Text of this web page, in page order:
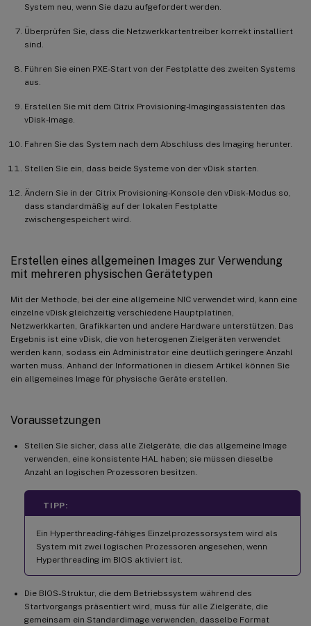
System neu, wenn Sie dazu aufgefordert werden.
Überprüfen Sie, dass die Netzwerkkartentreiber korrekt installiert
sind.
Führen Sie einen PXE-Start von der Festplatte des zweiten Systems
aus.
Erstellen Sie mit dem Citrix Provisioning-Imagingassistenten das
vDisk-Image.
Fahren Sie das System nach dem Abschluss des Imaging herunter.
Stellen Sie ein, dass beide Systeme von der vDisk starten.
Ändern Sie in der Citrix Provisioning-Konsole den vDisk-Modus so,
dass standardmäßig auf der lokalen Festplatte
zwischengespeichert wird.
Erstellen eines allgemeinen Images zur Verwendung
mit mehreren physischen Gerätetypen
Mit der Methode, bei der eine allgemeine NIC verwendet wird, kann eine
einzelne vDisk gleichzeitig verschiedene Hauptplatinen,
Netzwerkkarten, Grafikkarten und andere Hardware unterstützen. Das
Ergebnis ist eine vDisk, die von heterogenen Zielgeräten verwendet
werden kann, sodass ein Administrator eine deutlich geringere Anzahl
warten muss. Anhand der Informationen in diesem Artikel können Sie
ein allgemeines Image für physische Geräte erstellen.
Voraussetzungen
Stellen Sie sicher, dass alle Zielgeräte, die das allgemeine Image
verwenden, eine konsistente HAL haben; sie müssen dieselbe
Anzahl an logischen Prozessoren besitzen.
TIPP:
Ein Hyperthreading-fähiges Einzelprozessorsystem wird als
System mit zwei logischen Prozessoren angesehen, wenn
Hyperthreading im BIOS aktiviert ist.
Die BIOS-Struktur, die dem Betriebssystem während des
Startvorgangs präsentiert wird, muss für alle Zielgeräte, die
gemeinsam ein Standardimage verwenden, dasselbe Format